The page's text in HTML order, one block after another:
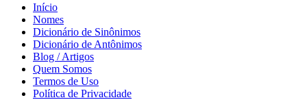
Início
Nomes
Dicionário de Sinônimos
Dicionário de Antônimos
Blog / Artigos
Quem Somos
Termos de Uso
Política de Privacidade